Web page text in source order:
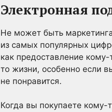
Электронная
Не может быть
из самых популярных
как предоставление
то жизни, особенно если
не понравится.
Когда вы покупаете кому-